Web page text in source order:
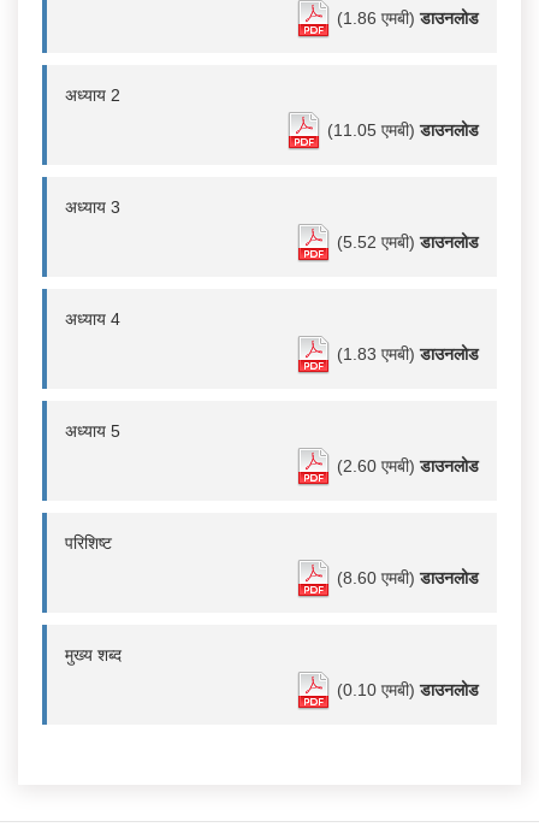
(1.86 एमबी)डाउनलोड
अध्याय 2
(11.05 एमबी)डाउनलोड
अध्याय 3
(5.52 एमबी)डाउनलोड
अध्याय 4
(1.83 एमबी)डाउनलोड
अध्याय 5
(2.60 एमबी)डाउनलोड
परिशिष्ट
(8.60 एमबी)डाउनलोड
मुख्य शब्द
(0.10 एमबी)डाउनलोड